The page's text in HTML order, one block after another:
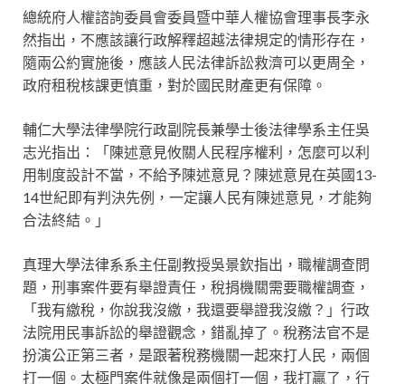
總統府人權諮詢委員會委員暨中華人權協會理事長李永
然指出，不應該讓行政解釋超越法律規定的情形存在，
隨兩公約實施後，應該人民法律訴訟救濟可以更周全，
政府租稅核課更慎重，對於國民財產更有保障。
輔仁大學法律學院行政副院長兼學士後法律學系主任吳
志光指出：「陳述意見攸關人民程序權利，怎麼可以利
用制度設計不當，不給予陳述意見？陳述意見在英國13-
14世紀即有判決先例，一定讓人民有陳述意見，才能夠
合法終結。」
真理大學法律系系主任副教授吳景欽指出，職權調查問
題，刑事案件要有舉證責任，稅捐機關需要職權調查，
「我有繳稅，你說我沒繳，我還要舉證我沒繳？」行政
法院用民事訴訟的舉證觀念，錯亂掉了。稅務法官不是
扮演公正第三者，是跟著稅務機關一起來打人民，兩個
打一個。太極門案件就像是兩個打一個，我打贏了，行